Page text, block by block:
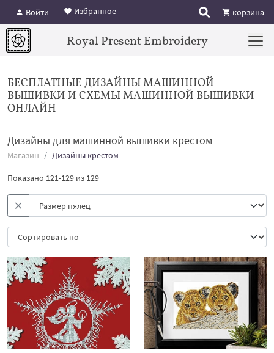
Войти Избранное корзина
Royal Present Embroidery
БЕСПЛАТНЫЕ ДИЗАЙНЫ МАШИННОЙ
ВЫШИВКИ И СХЕМЫ МАШИННОЙ ВЫШИВКИ
ОНЛАЙН
Дизайны для машинной вышивки крестом
Магазин Дизайны крестом
Показано 121-129 из 129